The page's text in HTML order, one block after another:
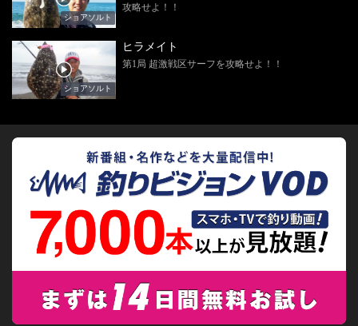
ショアソルト
攻略せよ！！
ショアソルト
ヒラメイト
第1局 超激戦区サーフを攻略せよ！！